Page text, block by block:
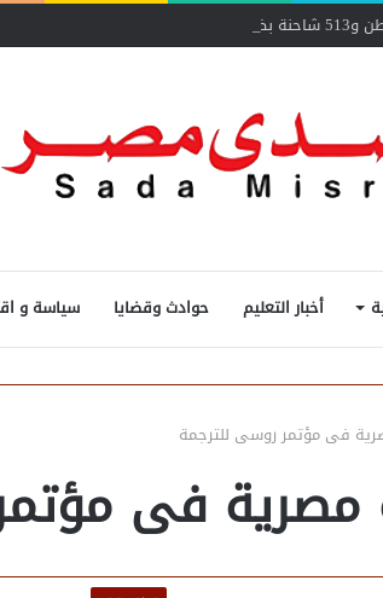
أخبار التعليم حوادث وقضايا سياسة و
فى مؤتمر روسى للترجمة
فى